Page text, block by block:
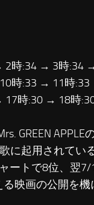
2時:34 → 3時:34
時:33 → 11時
17時:30 → 18時
GREEN
に起用されてい
ートで8位、翌
映画の公開を